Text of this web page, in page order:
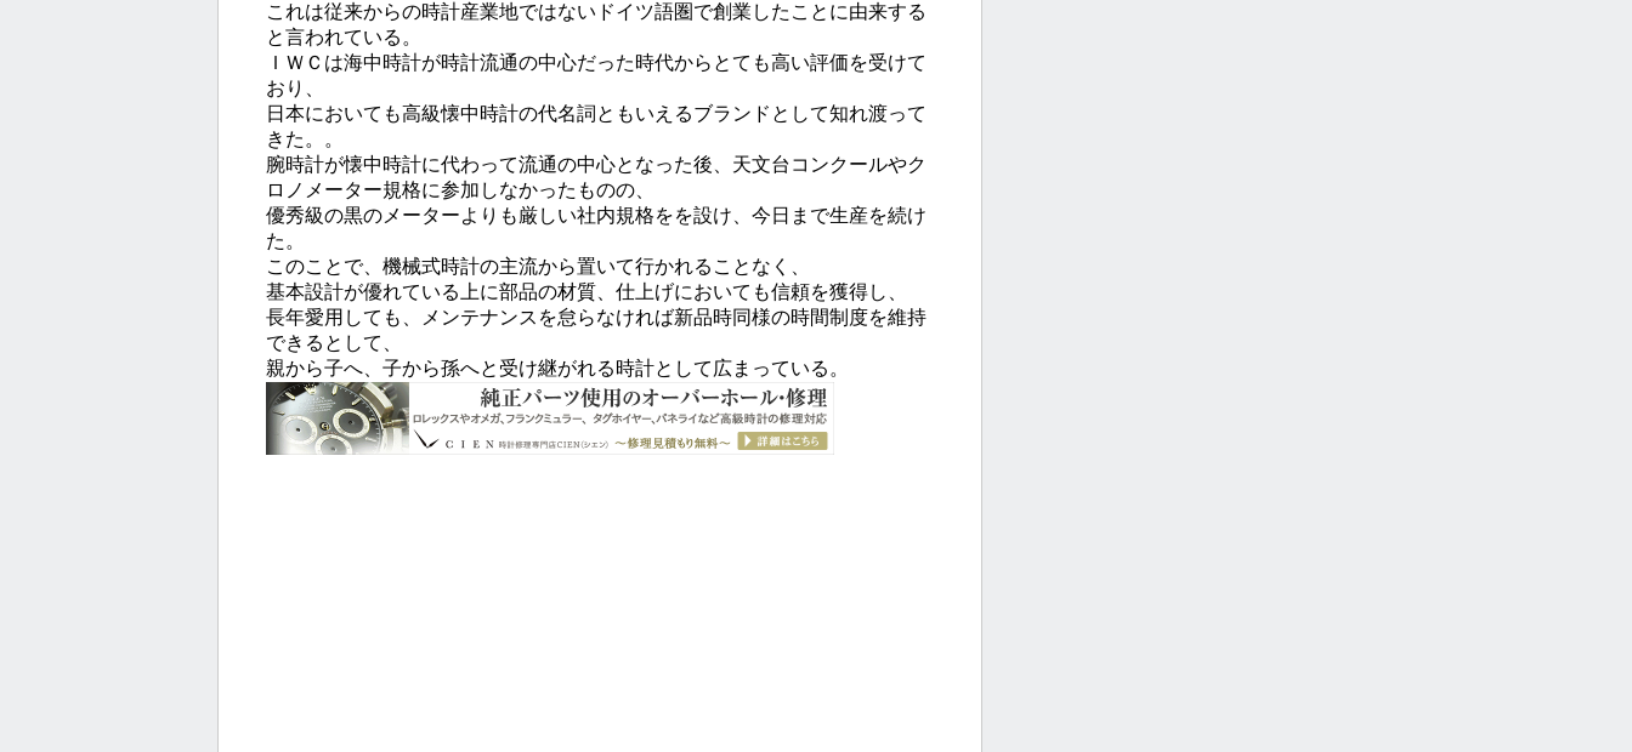
これは従来からの時計産業地ではないドイツ語圏で創業したことに由来する
と言われている。
ＩＷＣは海中時計が時計流通の中心だった時代からとても高い評価を受けて
おり、
日本においても高級懐中時計の代名詞ともいえるブランドとして知れ渡って
きた。。
腕時計が懐中時計に代わって流通の中心となった後、天文台コンクールやク
ロノメーター規格に参加しなかったものの、
優秀級の黒のメーターよりも厳しい社内規格をを設け、今日まで生産を続け
た。
このことで、機械式時計の主流から置いて行かれることなく、
基本設計が優れている上に部品の材質、仕上げにおいても信頼を獲得し、
長年愛用しても、メンテナンスを怠らなければ新品時同様の時間制度を維持
できるとして、
親から子へ、子から孫へと受け継がれる時計として広まっている。